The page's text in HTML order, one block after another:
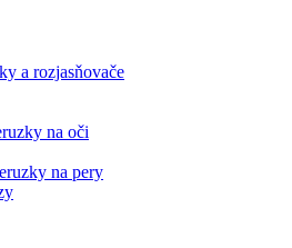
a rozjasňovače
na oči
na pery